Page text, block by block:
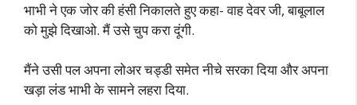
भाभी ने एक जोर की हंसी निकालते हुए कहा- वाह देवर जी, बाबूलाल
को मुझे दिखाओ. मैं उसे चुप करा दूंगी.
मैंने उसी पल अपना लोअर चड्डी समेत नीचे सरका दिया और अपना
खड़ा लंड भाभी के सामने लहरा दिया.